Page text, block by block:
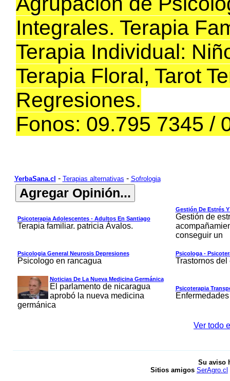
Integrales. Terapia
Terapia Individual:
Terapia Floral, Tarot
Regresiones.
Fonos: 09.795 7345 /
YerbaSana.cl - Terapias alternativas - Sofrologia
Psicoterapia Adolescentes - Adultos En Santiago
Terapia familiar. patricia Ávalos.
Gestión De Estrés
Gestión de
conseguir un
Psicologia General Neurosis Depresiones
Psicologo en rancagua
Psicologa -
Trastornos del
Noticias De La Nueva Medicina Germánica
El parlamento de nicaragua
aprobó la nueva medicina
germánica
Psicoterapia
Ver todo
Su aviso
Sitios amigos SerAgro.cl